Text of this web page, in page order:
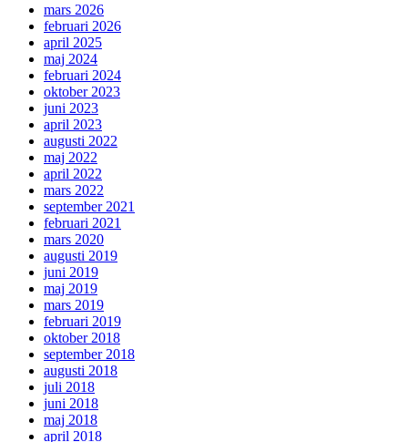
mars 2026
februari 2026
april 2025
maj 2024
februari 2024
oktober 2023
juni 2023
april 2023
augusti 2022
maj 2022
april 2022
mars 2022
september 2021
februari 2021
mars 2020
augusti 2019
juni 2019
maj 2019
mars 2019
februari 2019
oktober 2018
september 2018
augusti 2018
juli 2018
juni 2018
maj 2018
april 2018